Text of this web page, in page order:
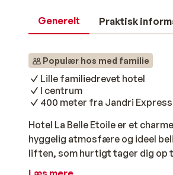
Generelt Praktisk
Populær hos med familie
Lille familiedrevet hotel
I centrum
400 meter fra Jandri
Hotel La Belle Etoile er et
hyggelig atmosfære og ideel
liften, som hurtigt tager dig op
smagfuldt indrettede, hver med